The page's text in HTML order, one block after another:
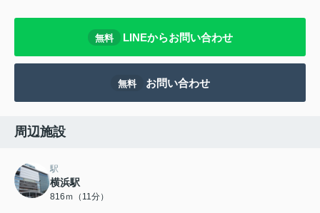
無料 LINEからお問い合わせ
無料 お問い合わせ
周辺施設
駅
横浜駅
816ｍ（11分）